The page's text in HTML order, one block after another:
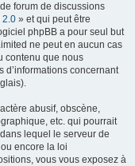
forum de discussions
2.0 » et qui peut être
phpBB a pour seul but
ne peut en aucun cas
contenu que nous
d’informations concernant
abusif, obscène,
etc. qui pourrait
lequel le serveur de
encore la loi
vous vous exposez à